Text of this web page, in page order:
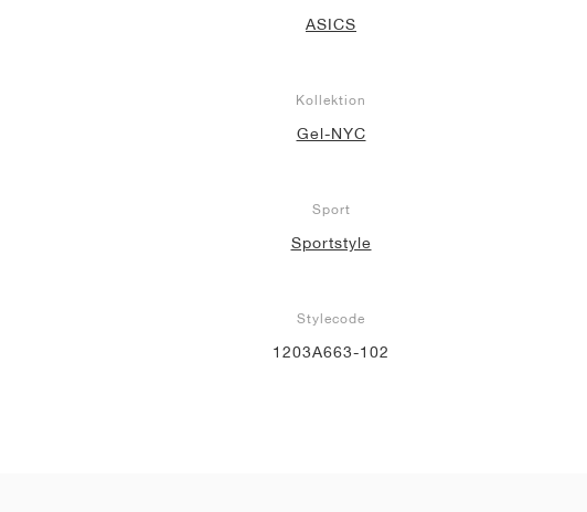
ASICS
Kollektion
Gel-NYC
Sport
Sportstyle
Stylecode
1203A663-102